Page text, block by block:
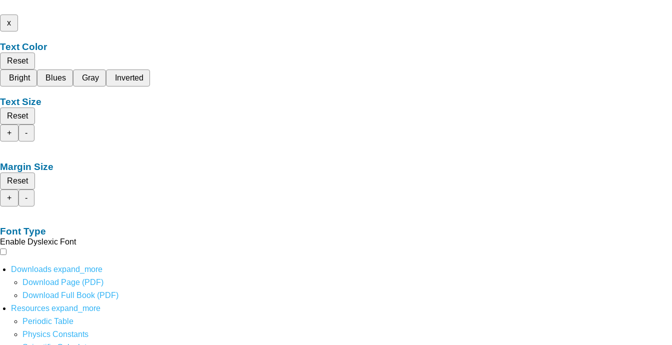
x
Text Color
Reset
Bright
Blues Gray Inverted
Text Size
Reset
+
-
Margin Size
Reset
+
-
Font Type
Enable Dyslexic Font
Downloads expand_more
Download Page (PDF)
Download Full Book (PDF)
Resources expand_more
Periodic Table
Physics Constants